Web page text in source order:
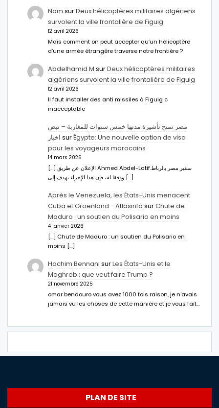
Nam surDeux hélicoptères militaires algériens
survolent la ville frontalière de Figuig
12 avril 2026
Mais comment on peut accepter qu’un hélicoptère
d’une armée étrangère traverse notre frontière ?
Abdelhamid M surDeux hélicoptères militaires
algériens survolent la ville frontalière de Figuig
12 avril 2026
Il faut installer des anti missiles à Figuig c
inacceptable
مصر تمنح تأشيرة مدتها خمس سنوات للمغاربة – نبض
اخبار surÉgypte: Une nouvelle option de visa
pour les voyageurs marocains
14 mars 2026
[…] الإعلان عن طريق Ahmed Abdel-Latifسفير مصر بالرباط.
ووفقا له، فإن هذا الإجراء يهدف إلى […]
Après le Venezuela, les États-Unis menacent
Cuba et Groenland - Atlasinfo surChute de
Maduro : un soutien du Polisario en moins
4 janvier 2026
[…] Chute de Maduro : un soutien du Polisario en
moins […]
Hachim Bennani surLes États-Unis et le
Maghreb : que veut faire Trump ?
21 novembre 2025
omar bendouro vous avez 1000 fois raison, je n'avais
jamais vu les choses de cette manière et je vous fait…
PLAN DE SITE